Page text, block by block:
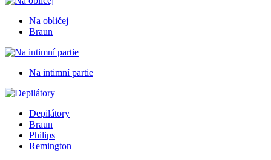
Na obličej
Braun
Na intimní partie
Depilátory
Braun
Philips
Remington